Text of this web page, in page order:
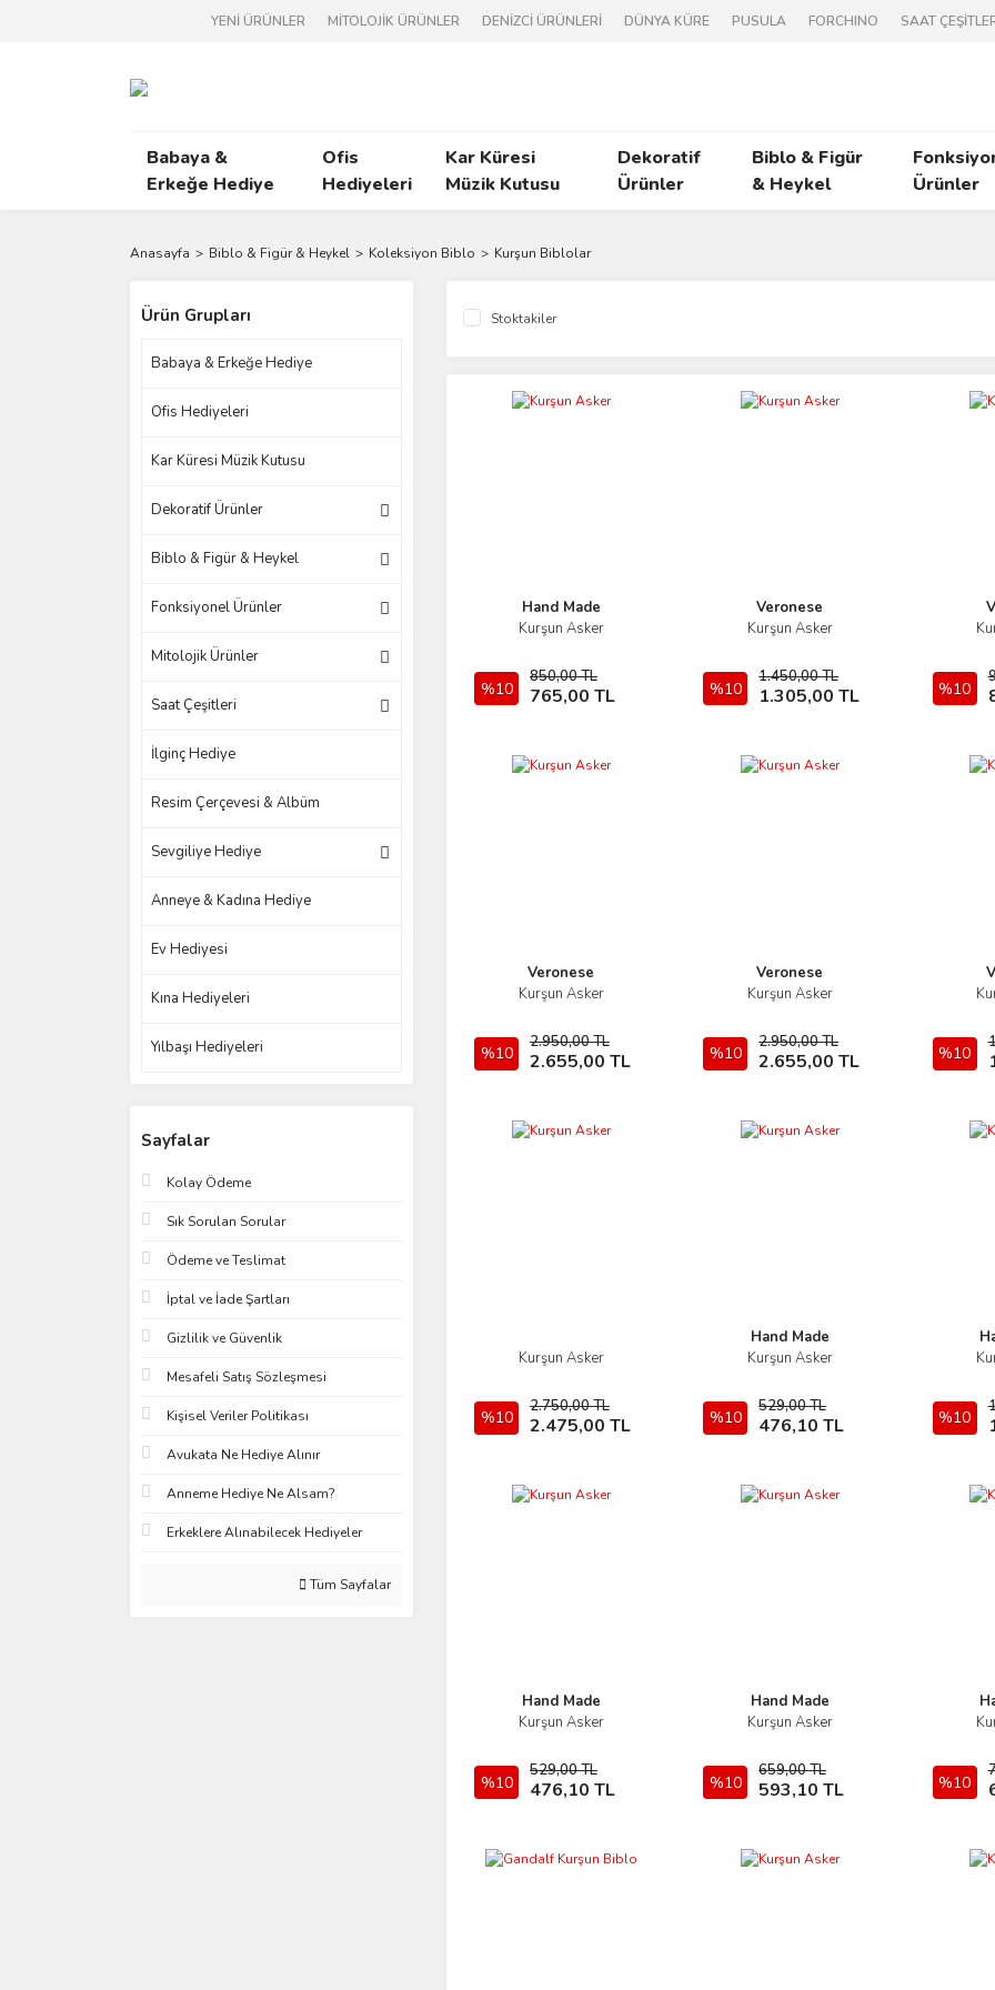
YENİ ÜRÜNLER MİTOLOJİK ÜRÜNLER DENİZCİ ÜRÜNLERİ DÜNYA KÜRE PUSULA FORCHINO SAAT
Babaya &
Erkeğe Hediye
Ofis
Hediyeleri
Kar Küresi
Müzik Kutusu
Dekoratif
Ürünler
Biblo & Figür
& Heykel
Ürünler
Anasayfa Biblo & Figür & Heykel Koleksiyon Biblo Kurşun Biblolar
Ürün Grupları
Babaya & Erkeğe Hediye
Ofis Hediyeleri
Kar Küresi Müzik Kutusu
Dekoratif Ürünler
Biblo & Figür & Heykel
Fonksiyonel Ürünler
Mitolojik Ürünler
Saat Çeşitleri
İlginç Hediye
Resim Çerçevesi & Albüm
Sevgiliye Hediye
Anneye & Kadına Hediye
Ev Hediyesi
Kına Hediyeleri
Yılbaşı Hediyeleri
Sayfalar
Kolay Ödeme
Sık Sorulan Sorular
Ödeme ve Teslimat
İptal ve İade Şartları
Gizlilik ve Güvenlik
Mesafeli Satış Sözleşmesi
Kişisel Veriler Politikası
Avukata Ne Hediye Alınır
Anneme Hediye Ne Alsam?
Erkeklere Alınabilecek Hediyeler
Tüm Sayfalar
Stoktakiler
Hand Made
Kurşun Asker
%10
850,00 TL
765,00 TL
İncele
Sepete Ekle
Veronese
Kurşun Asker
%10
1.450,00 TL
1.305,00 TL
İncele
Sepete Ekle %10
Veronese
Kurşun Asker
%10
2.950,00 TL
2.655,00 TL
İncele
Sepete Ekle
Veronese
Kurşun Asker
%10
2.950,00 TL
2.655,00 TL
İncele
Sepete Ekle %10
Kurşun Asker
%10
2.750,00 TL
2.475,00 TL
İncele
Sepete Ekle
Hand Made
Kurşun Asker
%10
529,00 TL
476,10 TL
İncele
Sepete Ekle %10
Hand Made
Kurşun Asker
%10
529,00 TL
476,10 TL
İncele
Sepete Ekle
Hand Made
Kurşun Asker
%10
659,00 TL
593,10 TL
İncele
Sepete Ekle %10